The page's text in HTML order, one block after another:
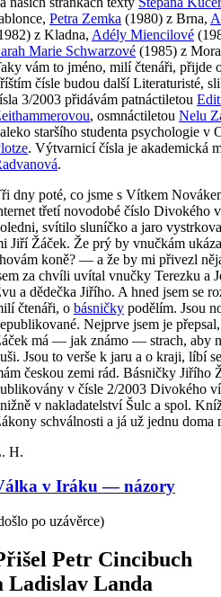
Petra Zemka (1980) z Brna,
z Kladna, Adély Miencilové
Marie Schwarzové (1985) z
vám to jméno, milí čtenáři, přijde
čísle budou další Literaturisté,
3/2003 přidávám patnáctiletou
, osmnáctiletou Nelu
staršího studenta psychologie v
. Výtvarnicí čísla je akademická
.
dny poté, co jsme s Vítkem
třetí novodobé číslo Divokého
svítilo sluníčko a jaro
Jiří Žáček. Že prý by vnučkám
koně? — a že by mi přivezl
za chvíli uvítal vnučky Terezku a
a dědečka Jiřího. A hned jsem se
čtenáři, o básničky podělím. Jsou
Nejprve jsem je
má — jak známo — strach, aby
Jsou to verše k jaru a o kraji, líbí
českou zemi rád. Básničky Jiřího
v čísle 2/2003 Divokého
v nakladatelství Šulc a spol.
schválnosti a já už jednu
H.
v Iráku — názory
po uzávěrce)
Petr Cincibuch
Ladislav Landa